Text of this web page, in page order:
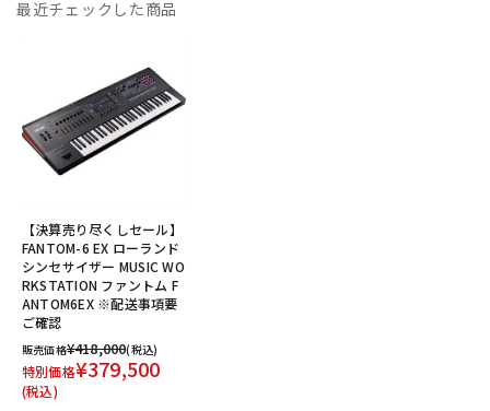
最近チェックした商品
【決算売り尽くしセール】
FANTOM-6 EX ローランド
シンセサイザー MUSIC WO
RKSTATION ファントム F
ANTOM6EX ※配送事項要
ご確認
販売価格¥418,000(税込)
特別価格¥379,500
(税込)